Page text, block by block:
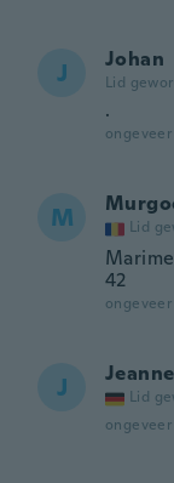
J Johan
Lid
.
M Lid
42
J Lid